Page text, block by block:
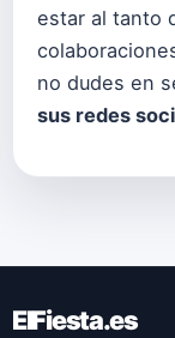
estar al tanto
no dudes en
sus redes
ElFiesta.es